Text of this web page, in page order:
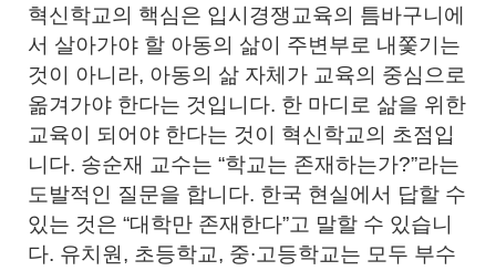
혁신학교의 핵심은 입시경쟁교육의 틈바구니에
서 살아가야 할 아동의 삶이 주변부로 내쫓기는
것이 아니라, 아동의 삶 자체가 교육의 중심으로
옮겨가야 한다는 것입니다. 한 마디로 삶을 위한
교육이 되어야 한다는 것이 혁신학교의 초점입
니다. 송순재 교수는 “학교는 존재하는가?”라는
도발적인 질문을 합니다. 한국 현실에서 답할 수
있는 것은 “대학만 존재한다”고 말할 수 있습니
다. 유치원, 초등학교, 중∙고등학교는 모두 부수